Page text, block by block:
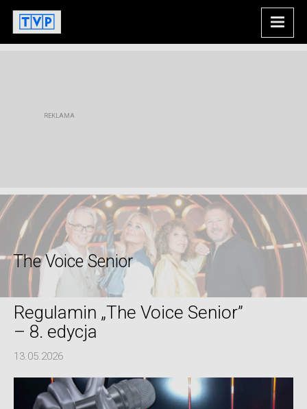
The Voice Senior
Regulamin „The Voice Senior”
– 8. edycja
13.05.2026